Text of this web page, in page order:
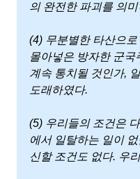
의 완전한 파괴를 의
(4) 무분별한 타산으
몰아넣은 방자한 군
계속 통치될 것인가,
도래하였다.
(5) 우리들의 조건은
에서 일탈하는 일이
신할 조건도 없다. 우